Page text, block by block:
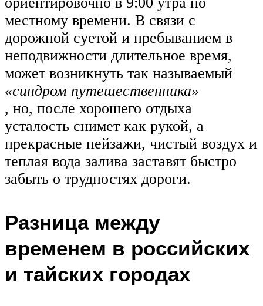
местному времени. В связи с
дорожной суетой и пребыванием в
неподвижности длительное время,
может возникнуть так называемый
«синдром путешественника»
, но, после хорошего отдыха
усталость снимет как рукой, а
прекрасные пейзажи, чистый воздух и
теплая вода залива заставят быстро
забыть о трудностях дороги.
Разница между
временем в российских
и тайских городах